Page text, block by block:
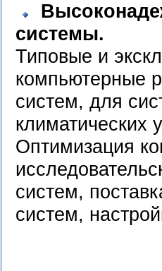
системы.
Типовые и
компьютерные
систем, для
климатических
Оптимизация
систем,
систем,